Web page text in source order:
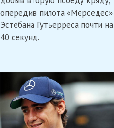
опередив пилота «Мерседес»
Эстебана Гутьерреса почти на
40 секунд.